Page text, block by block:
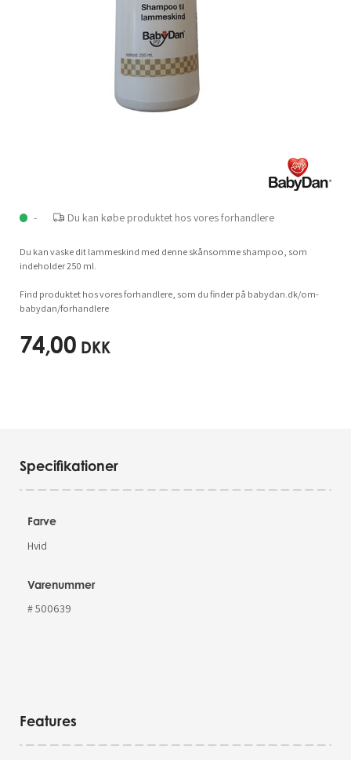
- Du kan købe produktet hos vores forhandlere
Du kan vaske dit lammeskind med denne skånsomme shampoo, som
indeholder 250 ml.
Find produktet hos vores forhandlere, som du finder på babydan.dk/om-
babydan/forhandlere
74,00 DKK
Specifikationer
Farve
Hvid
Varenummer
# 500639
Features